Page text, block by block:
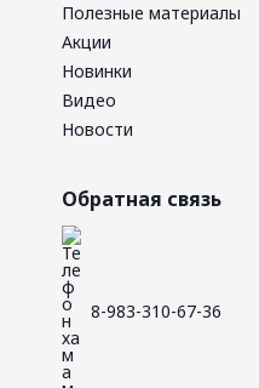
Полезные материалы
Акции
Новинки
Видео
Новости
Обратная связь
8-983-310-67-36